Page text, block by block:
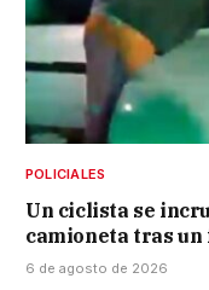
POLICIALES
Un ciclista se
camioneta tras un
6 de agosto de 2026